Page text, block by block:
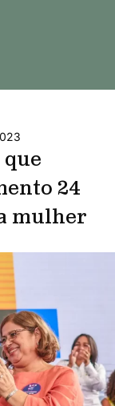
24
mulher